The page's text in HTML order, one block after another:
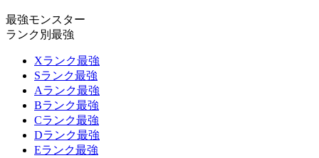
最強モンスター
ランク別最強
Xランク最強
Sランク最強
Aランク最強
Bランク最強
Cランク最強
Dランク最強
Eランク最強